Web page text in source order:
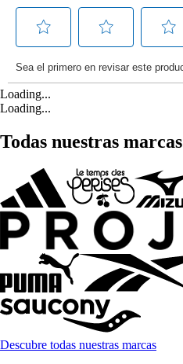
Loading...
Loading...
Todas nuestras marcas
Descubre todas nuestras marcas